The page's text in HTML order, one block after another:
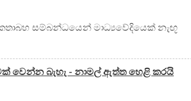
සම්බන්ධයෙන් මාධ්‍යවේදි‍යෙක් නැඟූ
වෙන්න බැහැ - නාමල් ඇත්ත හෙළි කරයි